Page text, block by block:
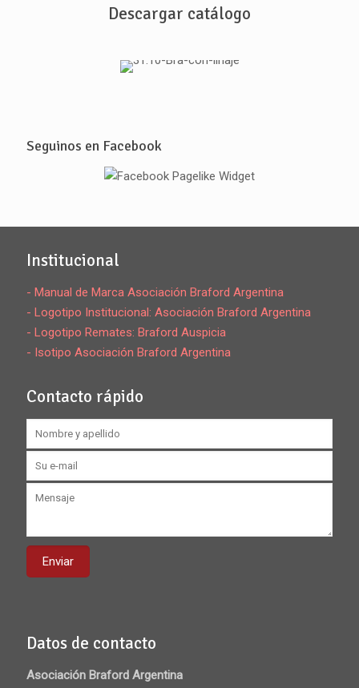
Descargar catálogo
Seguinos en Facebook
Institucional
- Manual de Marca Asociación Braford Argentina
- Logotipo Institucional: Asociación Braford Argentina
- Logotipo Remates: Braford Auspicia
- Isotipo Asociación Braford Argentina
Contacto rápido
Datos de contacto
Asociación Braford Argentina